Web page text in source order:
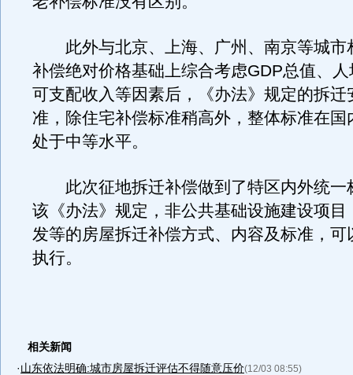
此外与北京、上海、广州、南京等城市
补偿绝对价格基础上综合考虑GDP总值、
可支配收入等因素后，《办法》规定的拆迁
准，除住宅补偿标准稍高外，整体标准在国
处于中等水平。
此次征地拆迁补偿做到了特区内外统一
该《办法》规定，非公共基础设施建设项目
发等的房屋拆迁补偿方式、内容及标准，可
执行。
相关新闻
·山东依法明确:城市房屋拆迁评估不得随意压价(12/03 08:55)